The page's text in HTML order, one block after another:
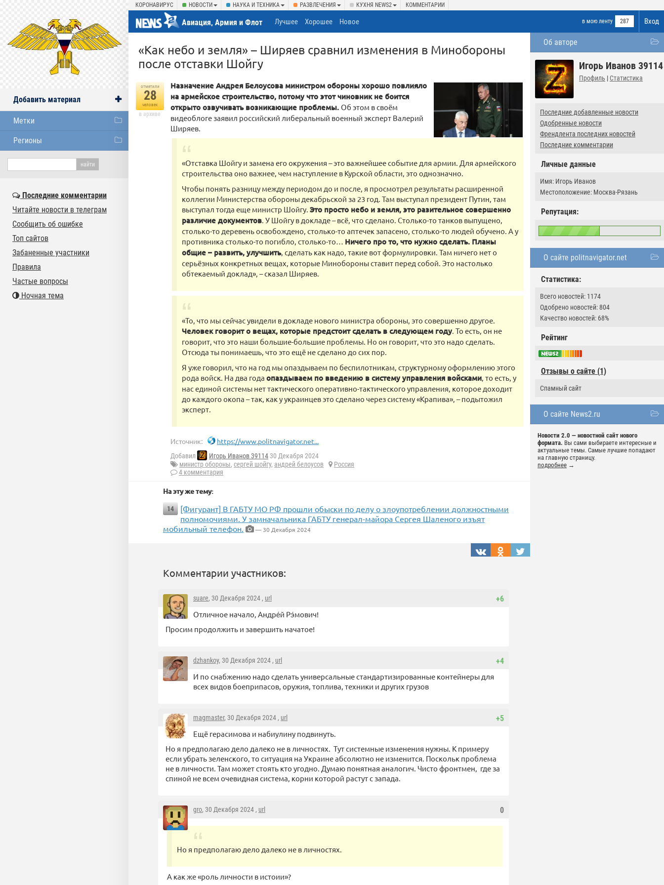
КОРОНАВИРУС НОВОСТИ НАУКА И ТЕХНИКА РАЗВЛЕЧЕНИЯ КУХНЯ NEWS2 КОММЕНТАРИИ
Вход
Авиация, Армия и Флот в мою ленту 287
Лучшее Хорошее Новое
Об авторе
Игорь Иванов 39114
Профиль | Статистика
Последние добавленные новости
Одобренные новости
Френдлента последних новостей
Последние комментарии
Личные данные
Имя: Игорь Иванов
Местоположение: Москва-Рязань
Репутация:
О сайте politnavigator.net
Статистика:
Всего новостей: 1174
Одобрено новостей: 804
Качество новостей: 68%
Рейтинг
Отзывы о сайте (1)
Спамный сайт
О сайте News2.ru
Новости 2.0 — новостной сайт нового
формата. Вы сами выбираете интересные и
актуальные темы. Самые лучшие попадают
на главную страницу.
подробнее →
«Как небо и земля» – Ширяев сравнил изменения в Минобороны
после отставки Шойгу
отметили
28
человек
в архиве
Назначение Андрея Белоусова министром обороны хорошо повлияло
на армейское строительство, потому что этот чиновник не боится
открыто озвучивать возникающие проблемы. Об этом в своём
видеоблоге заявил российский либеральный военный эксперт Валерий
Ширяев.
«Отставка Шойгу и замена его окружения – это важнейшее событие для армии. Для армейского
строительства оно важнее, чем наступление в Курской области, это однозначно.
Чтобы понять разницу между периодом до и после, я просмотрел результаты расширенной
коллегии Министерства обороны декабрьской за 23 год. Там выступал президент Путин, там
выступал тогда еще министр Шойгу. Это просто небо и земля, это разительное совершенно
различие документов. У Шойгу в докладе – всё, что сделано. Столько-то танков выпущено,
столько-то деревень освобождено, столько-то аптечек запасено, столько-то людей обучено. А у
противника столько-то погибло, столько-то… Ничего про то, что нужно сделать. Планы
общие – развить, улучшить, сделать как надо, такие вот формулировки. Там ничего нет о
серьёзных конкретных вещах, которые Минобороны ставит перед собой. Это настолько
обтекаемый доклад», – сказал Ширяев.
«То, что мы сейчас увидели в докладе нового министра обороны, это совершенно другое.
Человек говорит о вещах, которые предстоит сделать в следующем году. То есть, он не
говорит, что это наши большие-большие проблемы. Но он говорит, что это надо сделать.
Отсюда ты понимаешь, что это ещё не сделано до сих пор.
Я уже говорил, что на год мы опаздываем по беспилотникам, структурному оформлению этого
рода войск. На два года опаздываем по введению в систему управления войсками, то есть, у
нас единой системы нет тактического оперативно-тактического управления, которое доходит
до каждого окопа – так, как у украинцев это сделано через систему «Крапива», – подытожил
эксперт.
Источник: https://www.politnavigator.net...
Добавил Игорь Иванов 39114 30 Декабря 2024
министр обороны, сергей шойгу, андрей белоусов
Россия
4 комментария
На эту же тему:
14
[Фигурант] В ГАБТУ МО РФ прошли обыски по делу о злоупотреблении должностными
полномочиями. У замначальника ГАБТУ генерал-майора Сергея Шаленого изъят
мобильный телефон.
— 30 Декабря 2024
Комментарии участников:
+6
suare, 30 Декабря 2024 , url
Отличное начало, Андре́й Рэ́мович!
Просим продолжить и завершить начатое!
+4
dzhankoy, 30 Декабря 2024 , url
И по снабжению надо сделать универсальные стандартизированные контейнеры для
всех видов боеприпасов, оружия, топлива, техники и других грузов
+5
magmaster, 30 Декабря 2024 , url
Ещё герасимова и набиулину подвинуть.
Но я предполагаю дело далеко не в личностях. Тут системные изменения нужны. К примеру
если убрать зеленского, то ситуация на Украине абсолютно не изменится. Поскольк проблема
не в личности. Там может стоять кто угодно. Думаю понятная аналогич. Чисто фронтмен, где за
спиной не всем очевидная система, корни которой растут с запада.
0
gro, 30 Декабря 2024 , url
Но я предполагаю дело далеко не в личностях.
А как же «роль личности в истоии»?
Добавить материал
Метки
Регионы
Последние комментарии
Читайте новости в телеграм
Сообщить об ошибке
Топ сайтов
Забаненные участники
Правила
Частые вопросы
Ночная тема